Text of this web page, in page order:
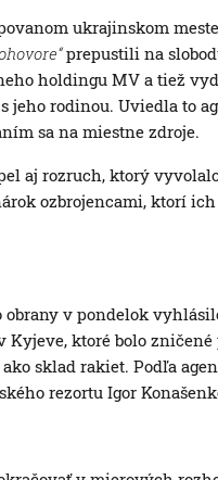
ukrajinskom
prepustili na
holdingu MV a tiež
jeho rodinou. Uviedla to
sa na miestne zdroje.
aj rozruch, ktorý
ozbrojencami, ktorí
v pondelok
Kyjeve, ktoré bolo
sklad rakiet. Podľa
rezortu Igor